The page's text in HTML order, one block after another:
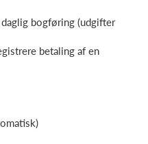
bogføring (udgifter
betaling af en